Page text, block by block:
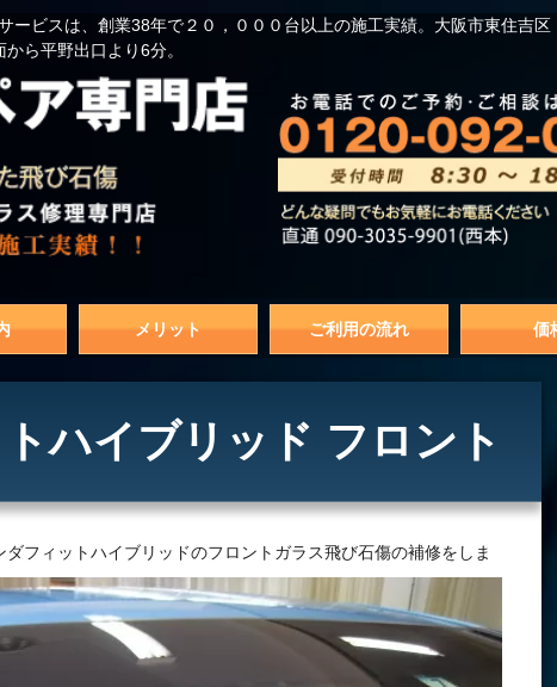
ービスは、創業38年で２０，０００台以上の施工実績。大阪市東住吉
ら平野出口より6分。
メリット ご利用の流れ 価
ハイブリッド フロント
補修
フィットハイブリッドのフロントガラス飛び石傷の補修をしま